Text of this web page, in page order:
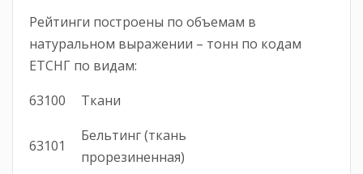
Рейтинги построены по объемам в
натуральном выражении – тонн по кодам
ЕТСНГ по видам:
63100
Ткани
63101
Бельтинг (ткань
прорезиненная)